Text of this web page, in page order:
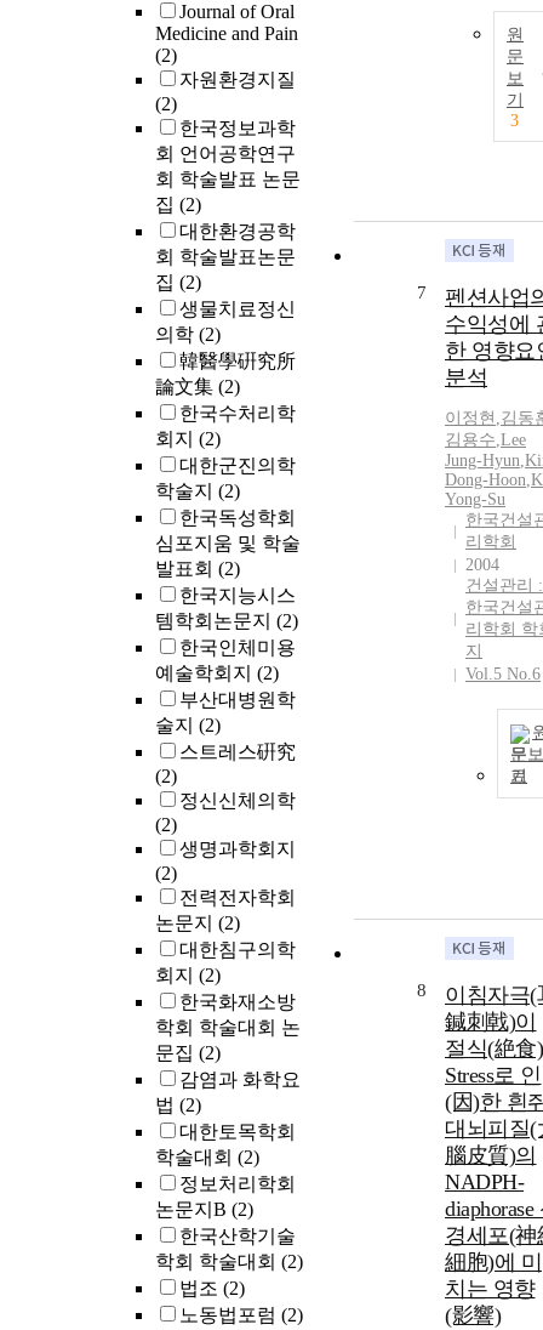
Journal of Oral
Medicine and Pain
(2)
자원환경지질
(2)
한국정보과학
회 언어공학연구
회 학술발표 논문
집 (2)
대한환경공학
회 학술발표논문
집 (2)
생물치료정신
의학 (2)
韓醫學硏究所
論文集 (2)
한국수처리학
회지 (2)
대한군진의학
학술지 (2)
한국독성학회
심포지움 및 학술
발표회 (2)
한국지능시스
템학회논문지 (2)
한국인체미용
예술학회지 (2)
부산대병원학
술지 (2)
스트레스硏究
(2)
정신신체의학
(2)
생명과학회지
(2)
전력전자학회
논문지 (2)
대한침구의학
회지 (2)
한국화재소방
학회 학술대회 논
문집 (2)
감염과 화학요
법 (2)
대한토목학회
학술대회 (2)
정보처리학회
논문지B (2)
한국산학기술
학회 학술대회 (2)
법조 (2)
노동법포럼 (2)
원
문
보
기
3
7
펜션사업
수익성에
한 영향요
분석
이정현 ,김동
김용수,Lee
Jung-Hyun,
Dong-Hoon,
Yong-Su
한국건설
리학회
2004
건설관리 :
한국건설
리학회 학
지
Vol.5 No.6
문보
기
8
이침자극(
鍼刺戟)이
절식(絶食)
Stress로 인
(因)한 흰
대뇌피질(
腦皮質)의
NADPH-
diaphorase
경세포(神
細胞)에 미
치는 영향
(影響)